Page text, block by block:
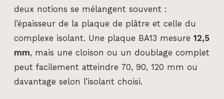
deux notions se mélangent souvent :
l’épaisseur de la plaque de plâtre et celle du
complexe isolant. Une plaque BA13 mesure 12,5
mm, mais une cloison ou un doublage complet
peut facilement atteindre 70, 90, 120 mm ou
davantage selon l’isolant choisi.